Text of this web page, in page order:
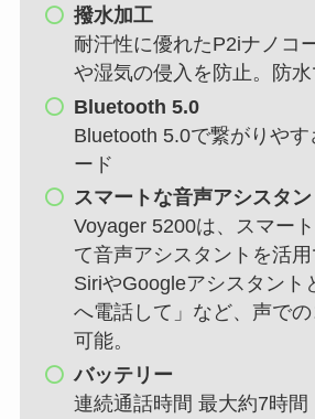
撥水加工
耐汗性に優れたP2iナノコ
や湿気の侵入を防止。防
Bluetooth 5.0
Bluetooth 5.0で繋がりや
ード
スマートな音声アシスタン
Voyager 5200は、スマー
て音声アシスタントを活用
SiriやGoogleアシスタント
へ電話して」など、声で
可能。
バッテリー
連続通話時間 最大約7時間